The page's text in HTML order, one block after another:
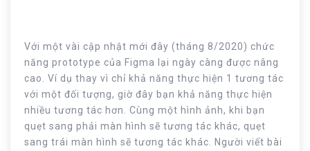
Với một vài cập nhật mới đây (tháng 8/2020) chức
năng prototype của Figma lại ngày càng được nâng
cao. Ví dụ thay vì chỉ khả năng thực hiện 1 tương tác
với một đối tượng, giờ đây bạn khả năng thực hiện
nhiều tương tác hơn. Cùng một hình ảnh, khi bạn
quẹt sang phải màn hình sẽ tương tác khác, quẹt
sang trái màn hình sẽ tương tác khác. Người viết bài